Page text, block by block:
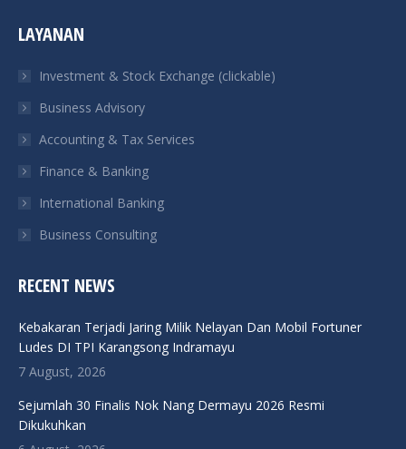
opens
new
window
opens
new
window
new
window
new
window
LAYANAN
Investment & Stock Exchange (clickable)
Business Advisory
Accounting & Tax Services
Finance & Banking
International Banking
Business Consulting
RECENT NEWS
Kebakaran Terjadi Jaring Milik Nelayan Dan Mobil Fortuner
Ludes DI TPI Karangsong Indramayu
7 August, 2026
Sejumlah 30 Finalis Nok Nang Dermayu 2026 Resmi
Dikukuhkan